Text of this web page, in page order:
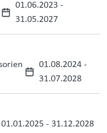
01.06.2023 -
31.05.2027
01.08.2024-
31.07.2028
01.01.2025 - 31.12.2028